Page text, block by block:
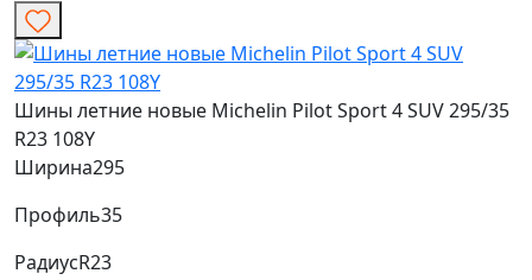
Шины летние новые Michelin Pilot Sport 4 SUV 295/35
R23 108Y
Ширина295
Профиль35
РадиусR23